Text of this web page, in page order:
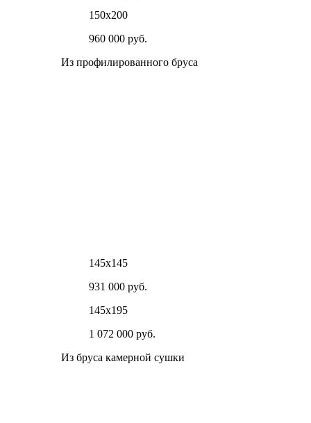
150х200
960 000 руб.
Из профилированного бруса
145х145
931 000 руб.
145х195
1 072 000 руб.
Из бруса камерной сушки